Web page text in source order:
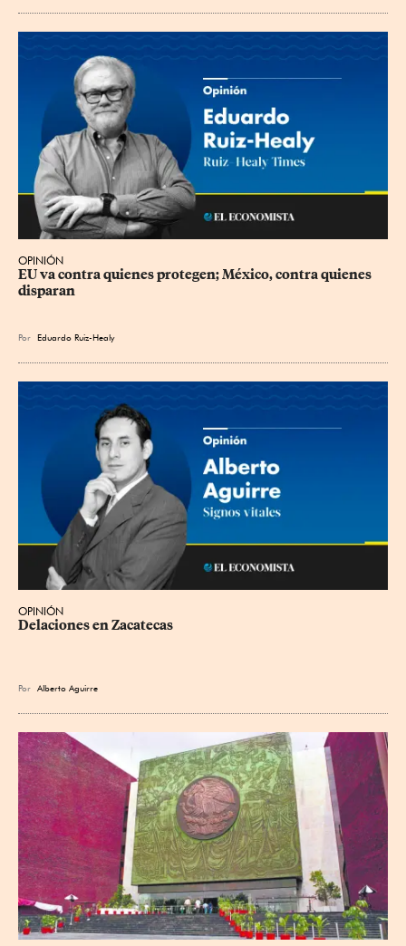
OPINIÓN
EU va contra quienes protegen; México, contra quienes
disparan
Por Eduardo Ruiz-Healy
OPINIÓN
Delaciones en Zacatecas
Por Alberto Aguirre